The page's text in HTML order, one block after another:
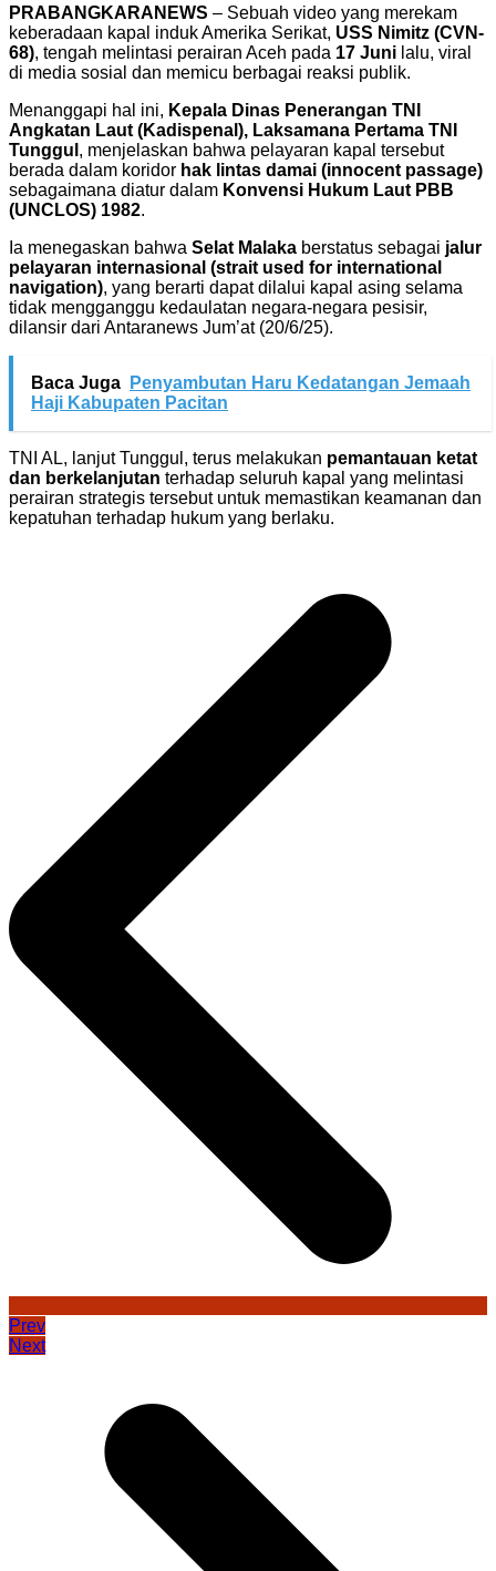
PRABANGKARANEWS – Sebuah video yang merekam
keberadaan kapal induk Amerika Serikat, USS Nimitz (CVN-
68), tengah melintasi perairan Aceh pada 17 Juni lalu, viral
di media sosial dan memicu berbagai reaksi publik.
Menanggapi hal ini, Kepala Dinas Penerangan TNI
Angkatan Laut (Kadispenal), Laksamana Pertama TNI
Tunggul , menjelaskan bahwa pelayaran kapal tersebut
berada dalam koridor hak lintas damai (innocent passage)
sebagaimana diatur dalam Konvensi Hukum Laut PBB
(UNCLOS) 1982.
Ia menegaskan bahwa Selat Malaka berstatus sebagai jalur
pelayaran internasional (strait used for international
navigation), yang berarti dapat dilalui kapal asing selama
tidak mengganggu kedaulatan negara-negara pesisir,
dilansir dari Antaranews Jum’at (20/6/25).
Baca Juga
Penyambutan Haru Kedatangan Jemaah
Haji Kabupaten Pacitan
TNI AL, lanjut Tunggul, terus melakukan pemantauan ketat
dan berkelanjutan terhadap seluruh kapal yang melintasi
perairan strategis tersebut untuk memastikan keamanan dan
kepatuhan terhadap hukum yang berlaku.
Prev
Next